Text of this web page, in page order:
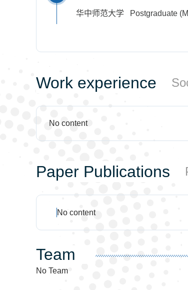
华中师范大学 Postgraduate
Work experience
No content
Paper Publications
No content
Team
No Team